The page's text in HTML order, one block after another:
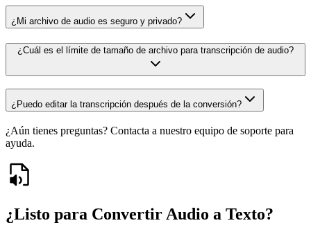
¿Mi archivo de audio es seguro y privado?
¿Cuál es el límite de tamaño de archivo para transcripción de audio?
¿Puedo editar la transcripción después de la conversión?
¿Aún tienes preguntas? Contacta a nuestro equipo de soporte para
ayuda.
¿Listo para Convertir Audio a Texto?